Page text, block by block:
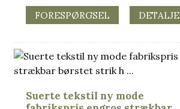
FORESPØRGSEL DETALJE
Suerte tekstil ny mode